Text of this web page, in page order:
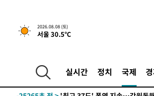
2026.08.08 (토)
서울 30.5℃
실시간 정치 국제
-18411초 전 >
[속보]뉴욕증시 상승 마감
-25265초 전 >'최고 37도' 폭염 지속…강원동